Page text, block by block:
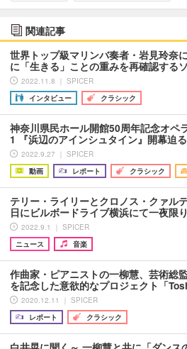
関連記事
世界トップ級マリンバ奏者・岩見玲奈
に「生きる」ことの重みを再確認する
2022.11.8 ｜ SPICER
インタビュー
クラシック
神奈川県民ホール開館50周年記念オペ
1 『浜辺のアインシュタイン』開幕迫
2022.9.27 ｜ SPICER
動画
レポート クラシック
テリー・ライリーとクロノス・クァル
日にビルボードライブ横浜にて一夜限
2022.9.1 ｜ SPICER
ニュース
音楽
作曲家・ピアニストの一柳慧、芸術総
を記念した意欲的なプロジェクト「
2020.12.11 ｜ SPICER
レポート
クラシック